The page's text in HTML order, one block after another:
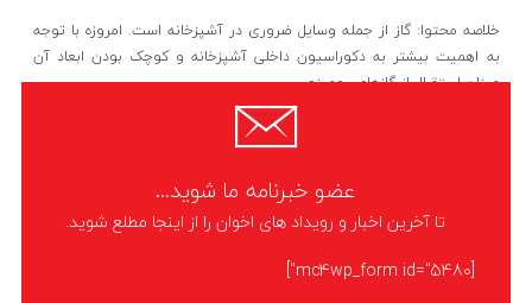
خلاصه محتوا: گاز از جمله وسایل ضروری در آشپزخانه است. امروزه با توجه
به اهمیت بیشتر به دکوراسیون داخلی آشپزخانه و کوچک بودن ابعاد آن
میزان استقبال از گازهای رومیزی
عضو خبرنامه ما شوید...
تا آخرین اخبار و رویداد های اخوان را از اینجا مطلع شوید.
[mc4wp_form id="5480"]